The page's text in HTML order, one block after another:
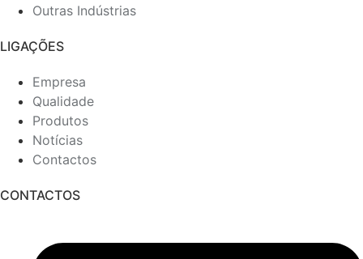
Outras Indústrias
LIGAÇÕES
Empresa
Qualidade
Produtos
Notícias
Contactos
CONTACTOS